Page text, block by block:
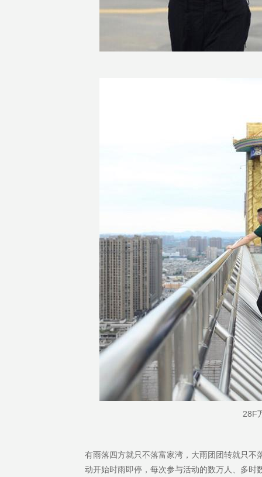
28F
有雨落四方就只不落富家湾，大雨团团转就只
动开始时雨即停，每次参与活动的数万人、多